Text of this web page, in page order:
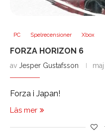
PC Spelrecensioner Xbox
FORZA HORIZON 6
av Jesper Gustafsson
Forza i Japan!
Läs mer